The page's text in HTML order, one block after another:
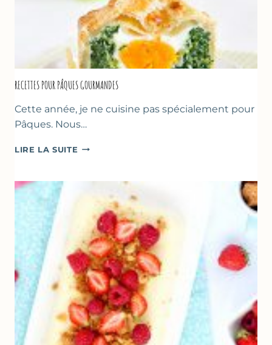
RECETTES POUR PÂQUES GOURMANDES
Cette année, je ne cuisine pas spécialement pour
Pâques. Nous…
LIRE LA SUITE RECETTES
GOURMANDES